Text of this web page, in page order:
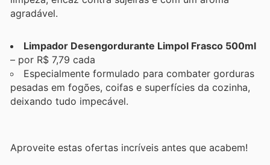
agradável.
Limpador Desengordurante Limpol Frasco 500ml
– por R$ 7,79 cada
Especialmente formulado para combater gorduras
pesadas em fogões, coifas e superfícies da cozinha,
deixando tudo impecável.
Aproveite estas ofertas incríveis antes que acabem!